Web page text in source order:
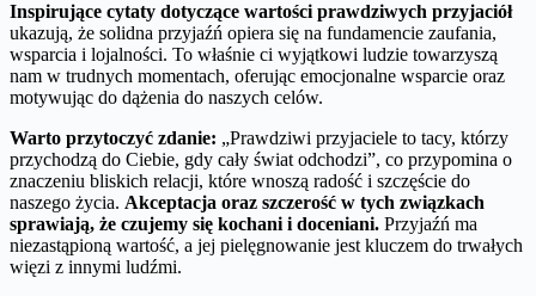
Inspirujące cytaty dotyczące wartości prawdziwych przyjaciół
ukazują, że solidna przyjaźń opiera się na fundamencie zaufania,
wsparcia i lojalności. To właśnie ci wyjątkowi ludzie towarzyszą
nam w trudnych momentach, oferując emocjonalne wsparcie oraz
motywując do dążenia do naszych celów.
Warto przytoczyć zdanie: „Prawdziwi przyjaciele to tacy, którzy
przychodzą do Ciebie, gdy cały świat odchodzi”, co przypomina o
znaczeniu bliskich relacji, które wnoszą radość i szczęście do
naszego życia. Akceptacja oraz szczerość w tych związkach
sprawiają, że czujemy się kochani i doceniani. Przyjaźń ma
niezastąpioną wartość, a jej pielęgnowanie jest kluczem do trwałych
więzi z innymi ludźmi.